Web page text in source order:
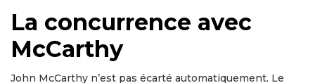
La concurrence avec
McCarthy
John McCarthy n’est pas écarté automatiquement. Le